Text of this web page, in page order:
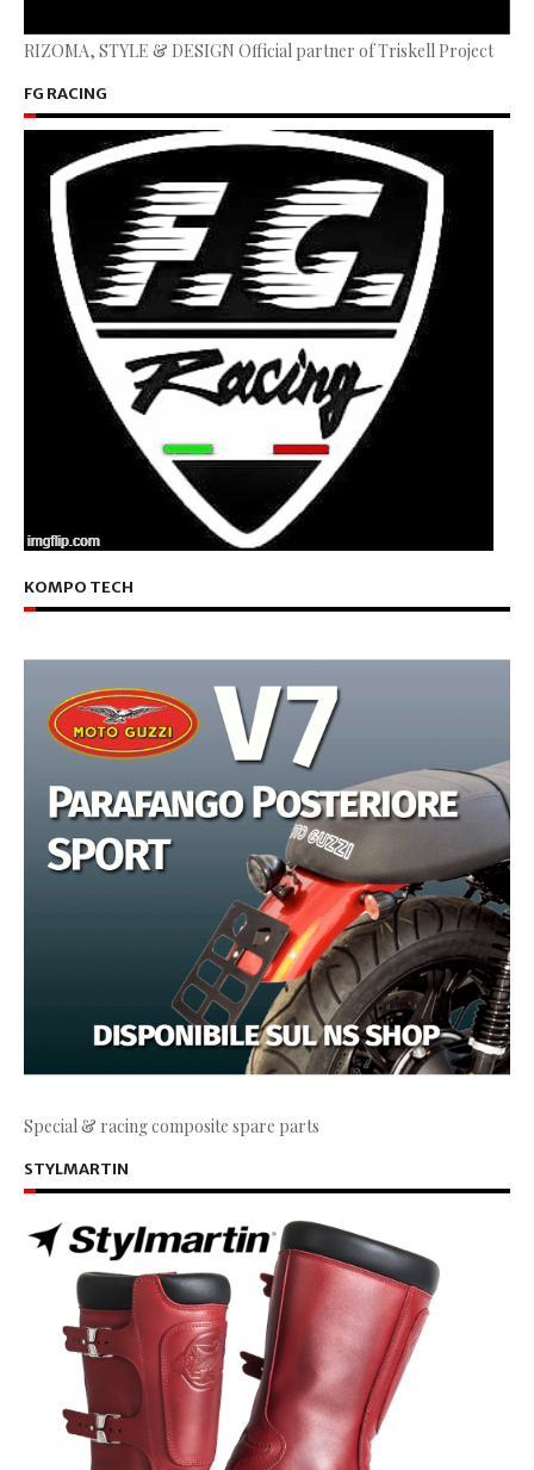
RIZOMA, STYLE & DESIGN Official partner of Triskell Project
FG RACING
KOMPO TECH
Special & racing composite spare parts
STYLMARTIN